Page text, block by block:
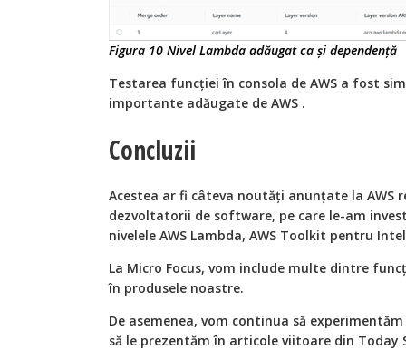
Figura 10 Nivel Lambda adăugat ca și dependență
Testarea funcției în consola de AWS a fost
importante adăugate de AWS .
Concluzii
Acestea ar fi câteva noutăți anunțate la AWS
dezvoltatorii de software, pe care le-am
nivelele AWS Lambda, AWS Toolkit pentru
La Micro Focus, vom include multe dintre
în produsele noastre.
De asemenea, vom continua să
să le prezentăm în articole viitoare din Today